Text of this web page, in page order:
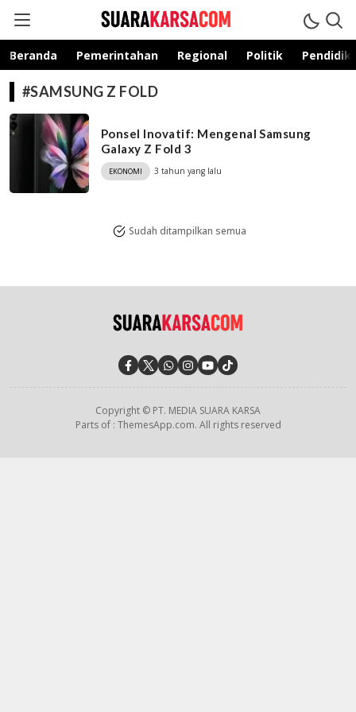
suarakarsa.com
Informasi terpercaya
Beranda Pemerintahan Regional Politik
#SAMSUNG Z FOLD
Ponsel Inovatif: Mengenal Samsung
Galaxy Z Fold 3
EKONOMI 3 tahun yang lalu
Sudah ditampilkan semua
Copyright © PT. MEDIA SUARA KARSA
Parts of : ThemesApp.com. All rights reserved